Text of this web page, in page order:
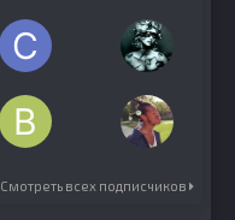
Смотреть всех подписчиков